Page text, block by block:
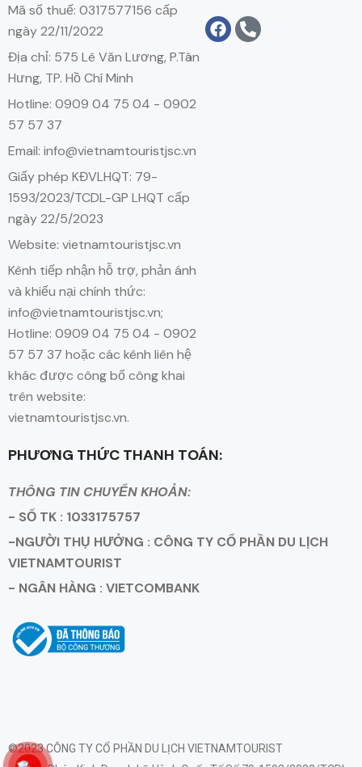
Mã số thuế: 0317577156 cấp
ngày 22/11/2022
Địa chỉ: 575 Lê Văn Lương, P.Tân
Hưng, TP. Hồ Chí Minh
Hotline: 0909 04 75 04 - 0902
57 57 37
Email: info@vietnamtouristjsc.vn
Giấy phép KĐVLHQT: 79-
1593/2023/TCDL-GP LHQT cấp
ngày 22/5/2023
Website: vietnamtouristjsc.vn
Kênh tiếp nhận hỗ trợ, phản ánh
và khiếu nại chính thức:
info@vietnamtouristjsc.vn;
Hotline: 0909 04 75 04 - 0902
57 57 37 hoặc các kênh liên hệ
khác được công bố công khai
trên website:
vietnamtouristjsc.vn.
PHƯƠNG THỨC THANH TOÁN:
THÔNG TIN CHUYỂN KHOẢN:
- SỐ TK : 1033175757
-NGƯỜI THỤ HƯỞNG : CÔNG TY CỔ PHẦN DU LỊCH
VIETNAMTOURIST
- NGÂN HÀNG : VIETCOMBANK
©2023 CÔNG TY CỔ PHẦN DU LỊCH VIETNAMTOURIST